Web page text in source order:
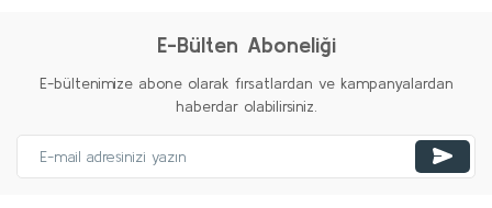
E-Bülten Aboneliği
E-bültenimize abone olarak fırsatlardan ve kampanyalardan
haberdar olabilirsiniz.